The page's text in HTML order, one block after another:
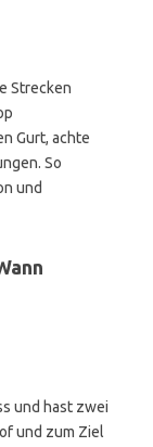
Strecken
Gurt, achte
So
und
und hast zwei
und zum Ziel